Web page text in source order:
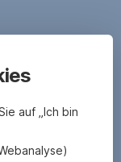
auf „Ich bin